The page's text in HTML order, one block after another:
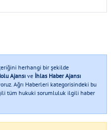
herhangi bir şekilde
Ajansıve İhlas Haber Ajansı
Ağrı Haberleri kategorisindeki bu
tüm hukuki sorumluluk ilgili haber